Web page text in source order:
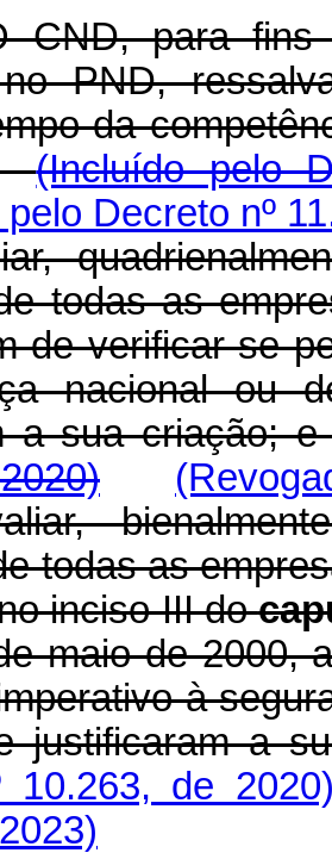
para fins
PND,
da
(Incluído pelo
Decreto nº
todas as
de verificar se
nacional ou
a sua
todas as
inciso III do
maio de 2000,
à
justificaram a
10.263, de